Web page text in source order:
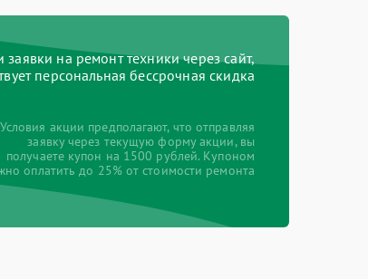
на ремонт техники через сайт,
персональная бессрочная скидка
акции предполагают, что отправляя
заявку через текущую форму акции, вы
получаете купон на 1500 рублей. Купоном
оплатить до 25% от стоимости ремонта